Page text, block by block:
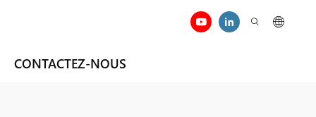
CONTACTEZ-NOUS